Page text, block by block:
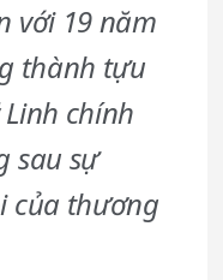
với 19 năm
thành tựu
chính
sau sự
của thương